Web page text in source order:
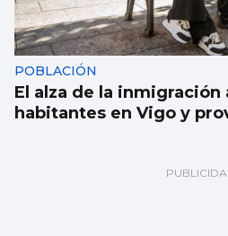
POBLACIÓN
El alza de la inmigración
habitantes en Vigo y